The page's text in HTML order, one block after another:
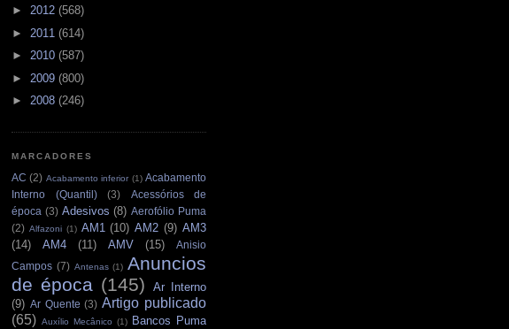
► 2012 (568)
► 2011 (614)
► 2010 (587)
► 2009 (800)
► 2008 (246)
MARCADORES
AC (2) Acabamento inferior (1) Acabamento
Interno (Quantil)
(3)
Acessórios de
época (3) Adesivos (8) Aerofólio Puma
(2) Alfazoni (1) AM1 (10) AM2 (9) AM3
(14)
AM4 (11) AMV (15)
Anisio
Campos (7) Antenas (1) Anuncios
de época (145)
Ar Interno
(9) Ar Quente (3) Artigo publicado
(65) Auxílio Mecânico (1)
Bancos Puma